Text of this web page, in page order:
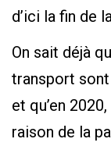
d’ici la fin de
On sait déjà
transport
et qu’en
raison de la